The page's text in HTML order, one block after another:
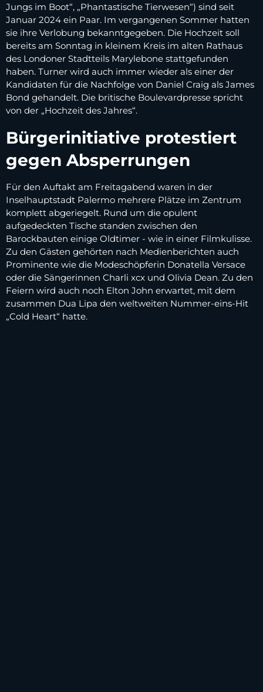
Jungs im Boot“, „Phantastische Tierwesen“) sind seit
Januar 2024 ein Paar. Im vergangenen Sommer hatten
sie ihre Verlobung bekanntgegeben. Die Hochzeit soll
bereits am Sonntag in kleinem Kreis im alten Rathaus
des Londoner Stadtteils Marylebone stattgefunden
haben. Turner wird auch immer wieder als einer der
Kandidaten für die Nachfolge von Daniel Craig als James
Bond gehandelt. Die britische Boulevardpresse spricht
von der „Hochzeit des Jahres“.
Bürgerinitiative protestiert
gegen Absperrungen
Für den Auftakt am Freitagabend waren in der
Inselhauptstadt Palermo mehrere Plätze im Zentrum
komplett abgeriegelt. Rund um die opulent
aufgedeckten Tische standen zwischen den
Barockbauten einige Oldtimer - wie in einer Filmkulisse.
Zu den Gästen gehörten nach Medienberichten auch
Prominente wie die Modeschöpferin Donatella Versace
oder die Sängerinnen Charli xcx und Olivia Dean. Zu den
Feiern wird auch noch Elton John erwartet, mit dem
zusammen Dua Lipa den weltweiten Nummer-eins-Hit
„Cold Heart“ hatte.